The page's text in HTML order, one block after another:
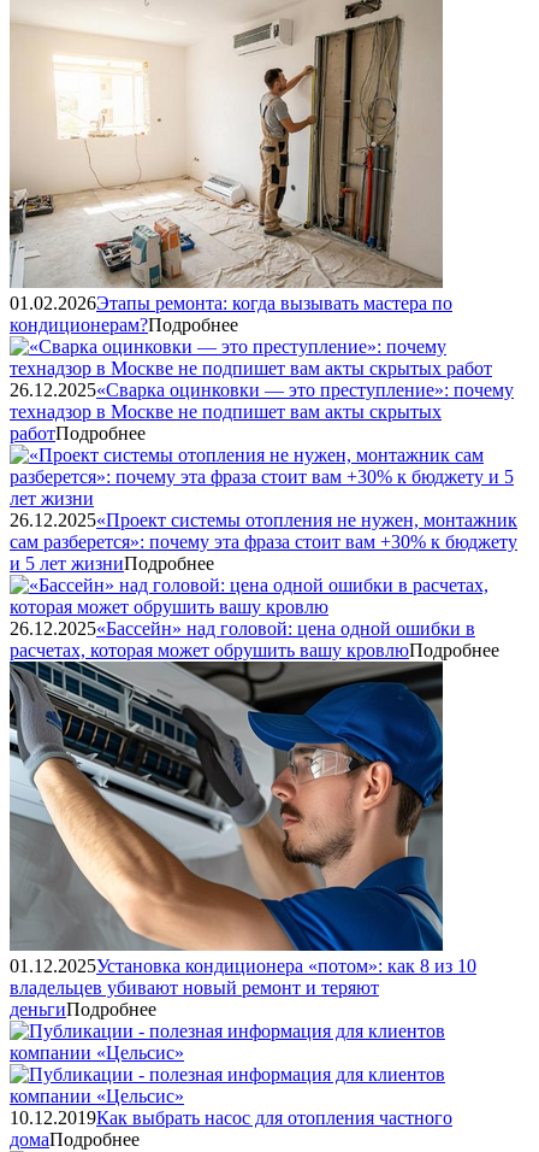
01.02.2026Этапы ремонта: когда вызывать мастера по
кондиционерам?Подробнее
26.12.2025«Сварка оцинковки — это преступление»: почему
технадзор в Москве не подпишет вам акты скрытых
работПодробнее
26.12.2025«Проект системы отопления не нужен, монтажник
сам разберется»: почему эта фраза стоит вам +30% к бюджету
и 5 лет жизниПодробнее
26.12.2025«Бассейн» над головой: цена одной ошибки в
расчетах, которая может обрушить вашу кровлюПодробнее
01.12.2025Установка кондиционера «потом»: как 8 из 10
владельцев убивают новый ремонт и теряют
деньгиПодробнее
10.12.2019Как выбрать насос для отопления частного
домаПодробнее